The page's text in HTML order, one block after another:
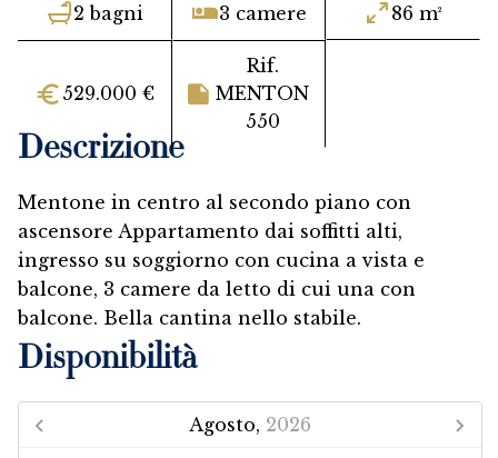
2 bagni 3 camere 86 m²
529.000 €
Rif.
MENTON
550
Descrizione
Mentone in centro al secondo piano con
ascensore Appartamento dai soffitti alti,
ingresso su soggiorno con cucina a vista e
balcone, 3 camere da letto di cui una con
balcone. Bella cantina nello stabile.
Disponibilità
Agosto, 2026